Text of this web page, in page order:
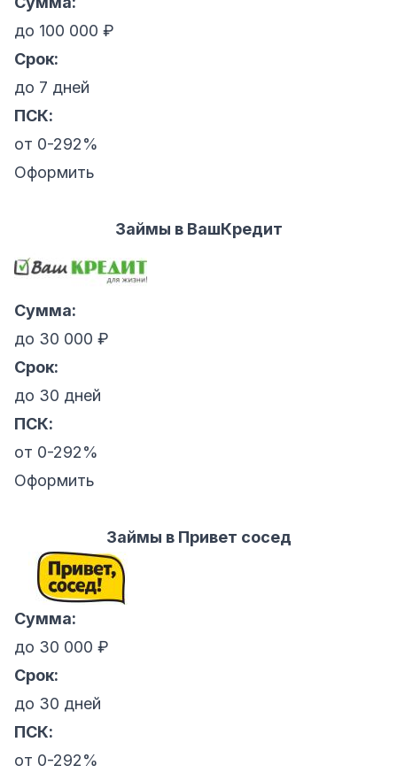
до 100 000 ₽
Срок:
до 7 дней
ПСК:
от 0-292%
Оформить
Займы в ВашКредит
Сумма:
до 30 000 ₽
Срок:
до 30 дней
ПСК:
от 0-292%
Оформить
Займы в Привет сосед
Сумма:
до 30 000 ₽
Срок:
до 30 дней
ПСК:
от 0-292%